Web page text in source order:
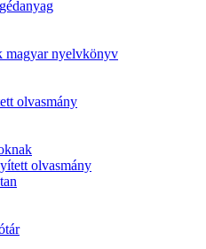
magyar nyelvkönyv
olvasmány
olvasmány